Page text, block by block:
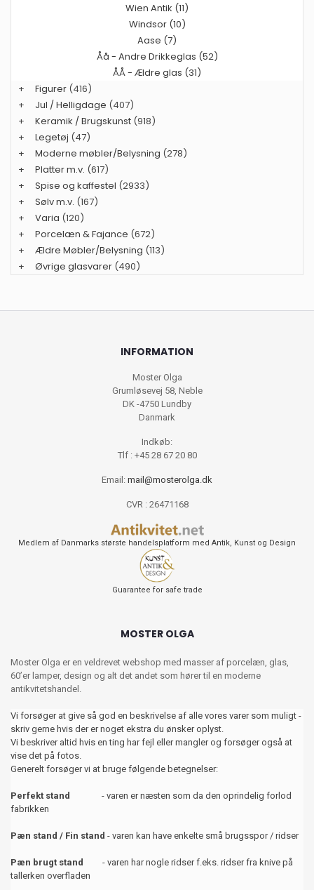
Wien Antik (11)
Windsor (10)
Aase (7)
Åå - Andre Drikkeglas (52)
ÅÅ - Ældre glas (31)
+
Figurer (416)
+
Jul / Helligdage (407)
+
Keramik / Brugskunst (918)
+
Legetøj (47)
+
Moderne møbler/Belysning (278)
+
Platter m.v. (617)
+
Spise og kaffestel (2933)
+
Sølv m.v. (167)
+
Varia (120)
+
Porcelæn & Fajance (672)
+
Ældre Møbler/Belysning (113)
+
Øvrige glasvarer (490)
INFORMATION
Moster Olga
Grumløsevej 58, Neble
DK -4750 Lundby
Danmark
Indkøb:
Tlf : +45 28 67 20 80
Email: mail@mosterolga.dk
CVR : 26471168
Medlem af Danmarks største handelsplatform med Antik, Kunst og Design
Guarantee for safe trade
MOSTER OLGA
Moster Olga er en veldrevet webshop med masser af porcelæn, glas,
60’er lamper, design og alt det andet som hører til en moderne
antikvitetshandel.
Vi forsøger at give så god en beskrivelse af alle vores varer som muligt -
skriv gerne hvis der er noget ekstra du ønsker oplyst.
Vi beskriver altid hvis en ting har fejl eller mangler og forsøger også at
vise det på fotos.
Generelt forsøger vi at bruge følgende betegnelser:
Perfekt stand - varen er næsten som da den oprindelig forlod
fabrikken
Pæn stand / Fin stand - varen kan have enkelte små brugsspor / ridser
Pæn brugt stand
- varen har nogle ridser f.eks. ridser fra knive på
tallerken overfladen